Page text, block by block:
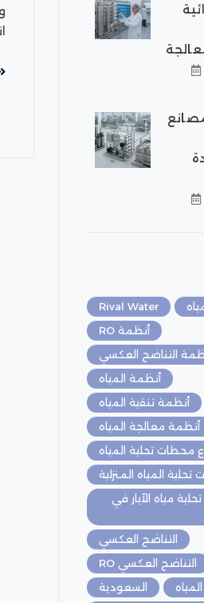
Rival Water
أنظمة RO
التناضح العكسي
أنظمة المياه
أنظمة تنقية المياه
أنظمة معالجة المياه
محطات تحلية المياه
المياه المنزلية
مياه الآبار في
التناضح العكسي
التناضح العكسي RO
السعودية